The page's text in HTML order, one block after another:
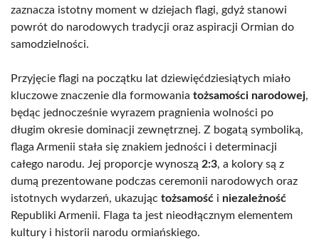
zaznacza istotny moment w dziejach flagi, gdyż stanowi
powrót do narodowych tradycji oraz aspiracji Ormian do
samodzielności.
Przyjęcie flagi na początku lat dziewięćdziesiątych miało
kluczowe znaczenie dla formowania tożsamości narodowej,
będąc jednocześnie wyrazem pragnienia wolności po
długim okresie dominacji zewnętrznej. Z bogatą symboliką,
flaga Armenii stała się znakiem jedności i determinacji
całego narodu. Jej proporcje wynoszą 2:3, a kolory są z
dumą prezentowane podczas ceremonii narodowych oraz
istotnych wydarzeń, ukazując tożsamość i niezależność
Republiki Armenii. Flaga ta jest nieodłącznym elementem
kultury i historii narodu ormiańskiego.